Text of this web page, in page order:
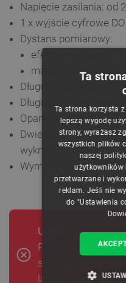
Napięcie zasilania: od
1 x wyjście cyfrowe
Dystans pomiarowy:
efektywny: 0,8 m
maksymalny: 150 cm
Długość fali
Długość fali
Oparty na układzie
Dwie diody statusowe
wykrycie opadów
Wymiary: 53 x 18 mm
Uwaga!
Podczas
szczególną
lasera w kierunku
Ta
Ta strona korzysta
lepszą wygodę
strony, wyrażasz
wszystkich plików
naszej
użytkowników
przetwarzane i
reklam. Jeśli nie
do "Ustawienia